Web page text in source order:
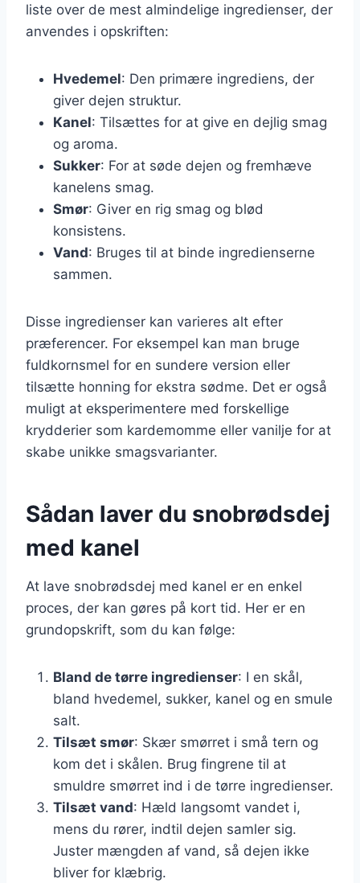
liste over de mest almindelige ingredienser, der
anvendes i opskriften:
Hvedemel: Den primære ingrediens, der
giver dejen struktur.
Kanel: Tilsættes for at give en dejlig smag
og aroma.
Sukker: For at søde dejen og fremhæve
kanelens smag.
Smør: Giver en rig smag og blød
konsistens.
Vand: Bruges til at binde ingredienserne
sammen.
Disse ingredienser kan varieres alt efter
præferencer. For eksempel kan man bruge
fuldkornsmel for en sundere version eller
tilsætte honning for ekstra sødme. Det er også
muligt at eksperimentere med forskellige
krydderier som kardemomme eller vanilje for at
skabe unikke smagsvarianter.
Sådan laver du snobrødsdej
med kanel
At lave snobrødsdej med kanel er en enkel
proces, der kan gøres på kort tid. Her er en
grundopskrift, som du kan følge:
Bland de tørre ingredienser: I en skål,
bland hvedemel, sukker, kanel og en smule
salt.
Tilsæt smør: Skær smørret i små tern og
kom det i skålen. Brug fingrene til at
smuldre smørret ind i de tørre ingredienser.
Tilsæt vand: Hæld langsomt vandet i,
mens du rører, indtil dejen samler sig.
Juster mængden af vand, så dejen ikke
bliver for klæbrig.